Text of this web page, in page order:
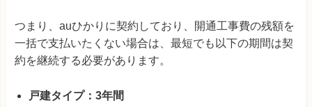
つまり、auひかりに契約しており、開通工事費の残額を
一括で支払いたくない場合は、最短でも以下の期間は契
約を継続する必要があります。
戸建タイプ：3年間